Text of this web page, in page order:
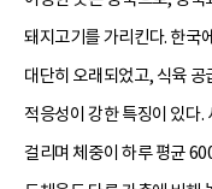
돼지고기를 가리킨다. 한국
대단히 오래되었고, 식육
적응성이 강한 특징이 있다.
걸리며 체중이 하루 평균